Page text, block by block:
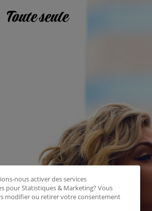
nous activer des services
pourStatistiques & Marketing? Vous
modifier ou retirer votre consentement